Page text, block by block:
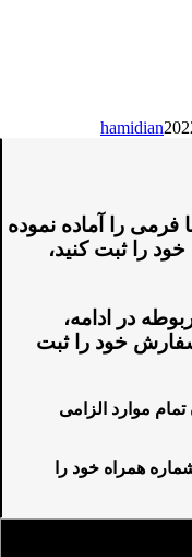
hamidian
را آماده نموده
را ثبت کنید،
در ادامه،
سفارش خود را ثبت
موارد الزامی
همراه خود را